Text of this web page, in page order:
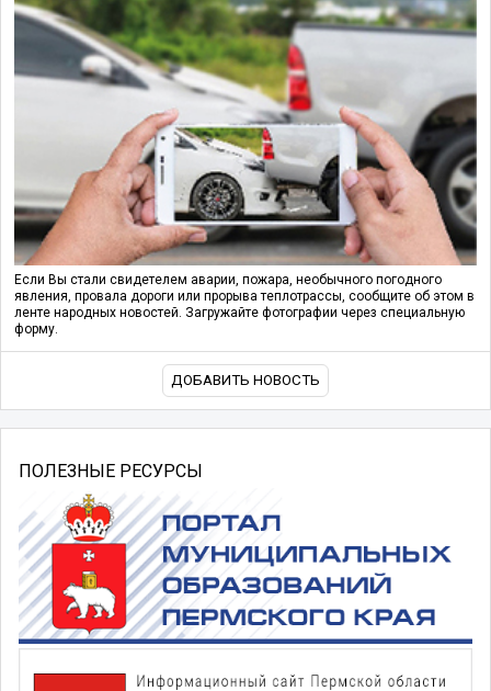
Если Вы стали свидетелем аварии, пожара, необычного погодного
явления, провала дороги или прорыва теплотрассы, сообщите об этом в
ленте народных новостей. Загружайте фотографии через специальную
форму.
ДОБАВИТЬ НОВОСТЬ
ПОЛЕЗНЫЕ РЕСУРСЫ